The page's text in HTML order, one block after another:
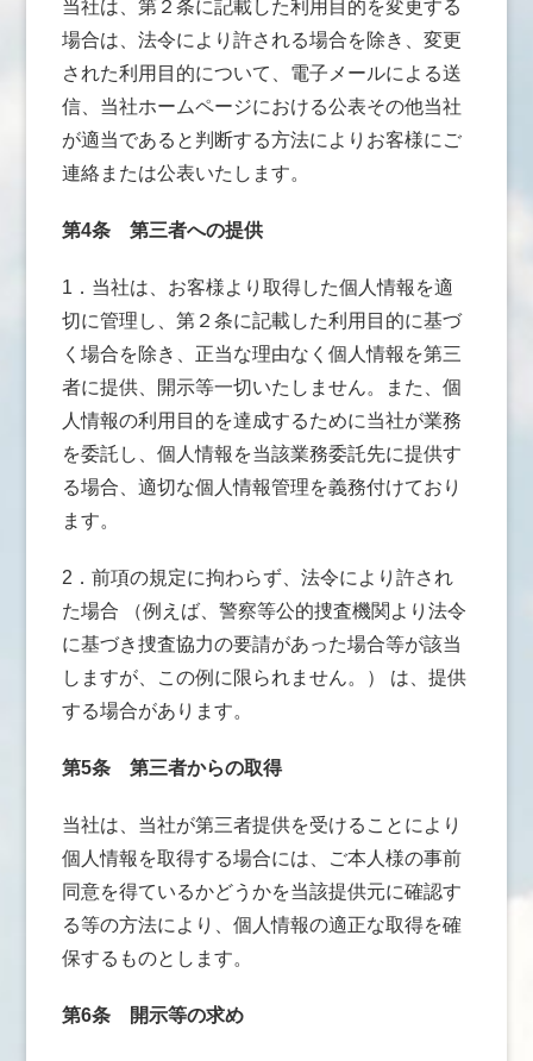
当社は、第２条に記載した利用目的を変更する
場合は、法令により許される場合を除き、変更
された利用目的について、電子メールによる送
信、当社ホームページにおける公表その他当社
が適当であると判断する方法によりお客様にご
連絡または公表いたします。
第4条第三者への提供
1．当社は、お客様より取得した個人情報を適
切に管理し、第２条に記載した利用目的に基づ
く場合を除き、正当な理由なく個人情報を第三
者に提供、開示等一切いたしません。また、個
人情報の利用目的を達成するために当社が業務
を委託し、個人情報を当該業務委託先に提供す
る場合、適切な個人情報管理を義務付けており
ます。
2．前項の規定に拘わらず、法令により許され
た場合 （例えば、警察等公的捜査機関より法令
に基づき捜査協力の要請があった場合等が該当
しますが、この例に限られません。） は、提供
する場合があります。
第5条第三者からの取得
当社は、当社が第三者提供を受けることにより
個人情報を取得する場合には、ご本人様の事前
同意を得ているかどうかを当該提供元に確認す
る等の方法により、個人情報の適正な取得を確
保するものとします。
第6条 開示等の求め